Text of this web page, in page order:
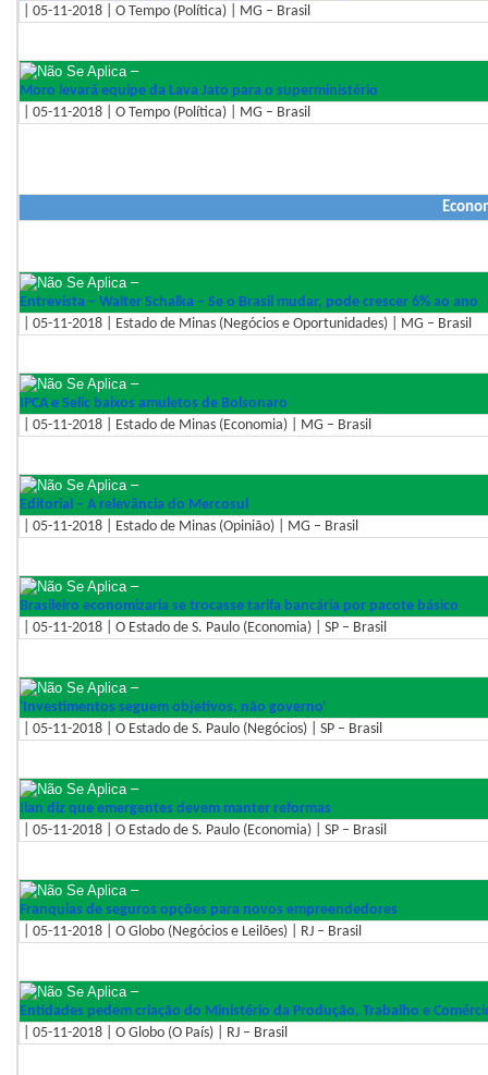
| 05-11-2018 | O Tempo (Política) | MG – Brasil
–
Moro levará equipe da Lava Jato para o superministério
| 05-11-2018 | O Tempo (Política) | MG – Brasil
–
Entrevista – Walter Schalka – Se o Brasil mudar, pode crescer 6% ao ano
| 05-11-2018 | Estado de Minas (Negócios e Oportunidades) | MG – Brasil
–
IPCA e Selic baixos amuletos de Bolsonaro
| 05-11-2018 | Estado de Minas (Economia) | MG – Brasil
–
Editorial – A relevância do Mercosul
| 05-11-2018 | Estado de Minas (Opinião) | MG – Brasil
–
Brasileiro economizaria se trocasse tarifa bancária por pacote básico
| 05-11-2018 | O Estado de S. Paulo (Economia) | SP – Brasil
–
'Investimentos seguem objetivos, não governo'
| 05-11-2018 | O Estado de S. Paulo (Negócios) | SP – Brasil
–
Ilan diz que emergentes devem manter reformas
| 05-11-2018 | O Estado de S. Paulo (Economia) | SP – Brasil
–
Franquias de seguros opções para novos empreendedores
| 05-11-2018 | O Globo (Negócios e Leilões) | RJ – Brasil
–
Entidades pedem criação do Ministério da Produção, Trabalho e
| 05-11-2018 | O Globo (O País) | RJ – Brasil